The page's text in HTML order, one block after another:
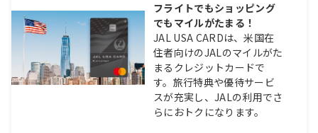
フライトでもショッピング
でもマイルがたまる！
JAL USA CARDは、米国在
住者向けのJALのマイルがた
まるクレジットカードで
す。旅行特典や優待サービ
スが充実し、JALの利用でさ
らにおトクになります。